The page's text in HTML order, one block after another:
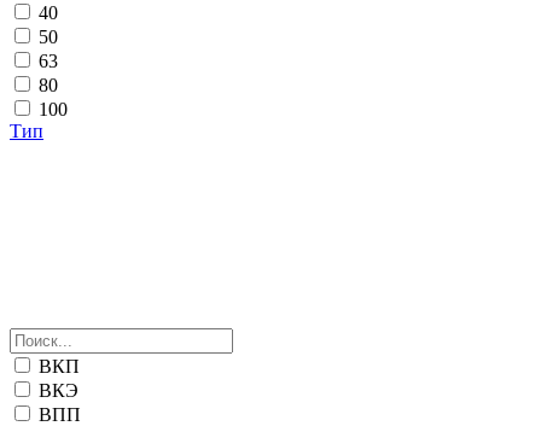
40
50
63
80
100
Тип
ВКП
ВКЭ
ВПП